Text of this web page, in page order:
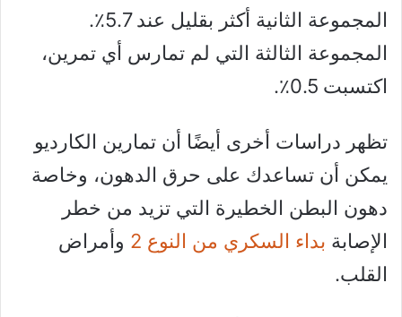
المجموعة الثانية أكثر بقليل عند 5.7٪.
المجموعة الثالثة التي لم تمارس أي تمرين،
اكتسبت 0.5٪.
تظهر دراسات أخرى أيضًا أن تمارين الكارديو
يمكن أن تساعدك على حرق الدهون، وخاصة
دهون البطن الخطيرة التي تزيد من خطر
الإصابة بداء السكري من النوع 2
وأمراض
القلب.